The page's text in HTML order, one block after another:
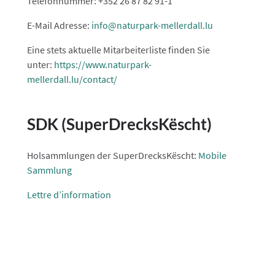
E-Mail Adresse: info@naturpark-mellerdall.lu
Eine stets aktuelle Mitarbeiterliste finden Sie
unter: https://www.naturpark-
mellerdall.lu/contact/
SDK (SuperDrecksKëscht)
Holsammlungen der SuperDrecksKëscht: Mobile
Sammlung
Lettre d’information